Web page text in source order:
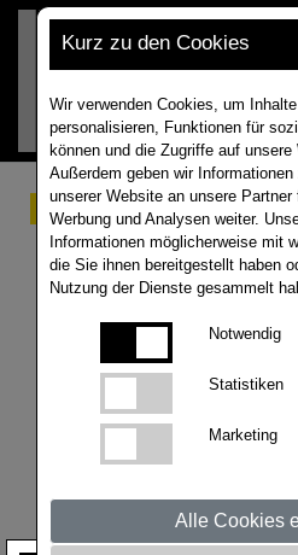
Kurz zu den Cookies
Wir verwenden Cookies, um
personalisieren, Funktionen für
können und die Zugriffe auf
Außerdem geben wir Informationen
unserer Website an unsere
Werbung und Analysen weiter.
Informationen möglicherweise mit
die Sie ihnen bereitgestellt haben
Nutzung der Dienste gesammelt
Notwendig
Statistiken
Marketing
Alle Cookies
LSV-
Auch im Anbaujahr 2024/
bundesweit durch offizielle
Landessortenversuche
RAPOOL-Sorten erneut mit
Ergebnissen punkten
Erhalten Sie hier eine
aktuelle Themen
Fachberateraus